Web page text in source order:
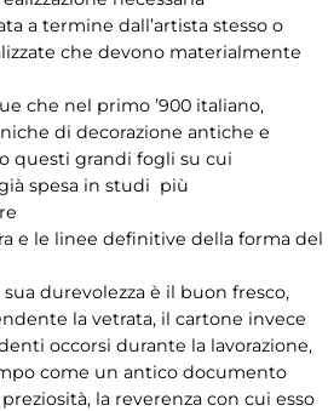
a termine dall’artista stesso o
che devono materialmente
che nel primo ’900 italiano,
di decorazione antiche e
questi grandi fogli su cui
già spesa in studi più
e le linee definitive della forma del
durevolezza è il buon fresco,
la vetrata, il cartone invece
occorsi durante la lavorazione,
come un antico documento
la reverenza con cui esso